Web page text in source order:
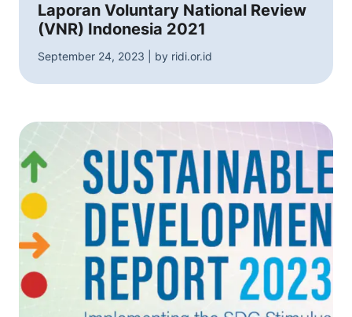
Laporan Voluntary National Review
(VNR) Indonesia 2021
September 24, 2023 | by ridi.or.id